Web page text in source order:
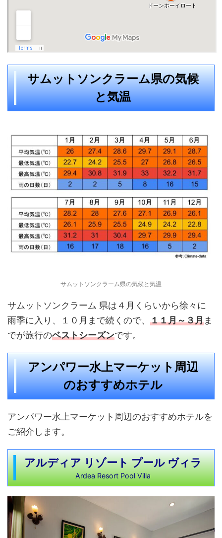
サムットソンクラーム県の気候
と気温
サムットソンクラーム県の気候と気温
サムットソンクラーム 県は４月くらいから徐々に
雨季に入り、１０月まで続くので、 １１月～３月ま
でが旅行のベストシーズンです。
アンパワー水上マーケット周辺
のおすすめホテル
アンパワー水上マーケット周辺のおすすめホテルを
ご紹介します。
アルディア リゾート プール ヴィラ
Ardea Resort Pool Villa